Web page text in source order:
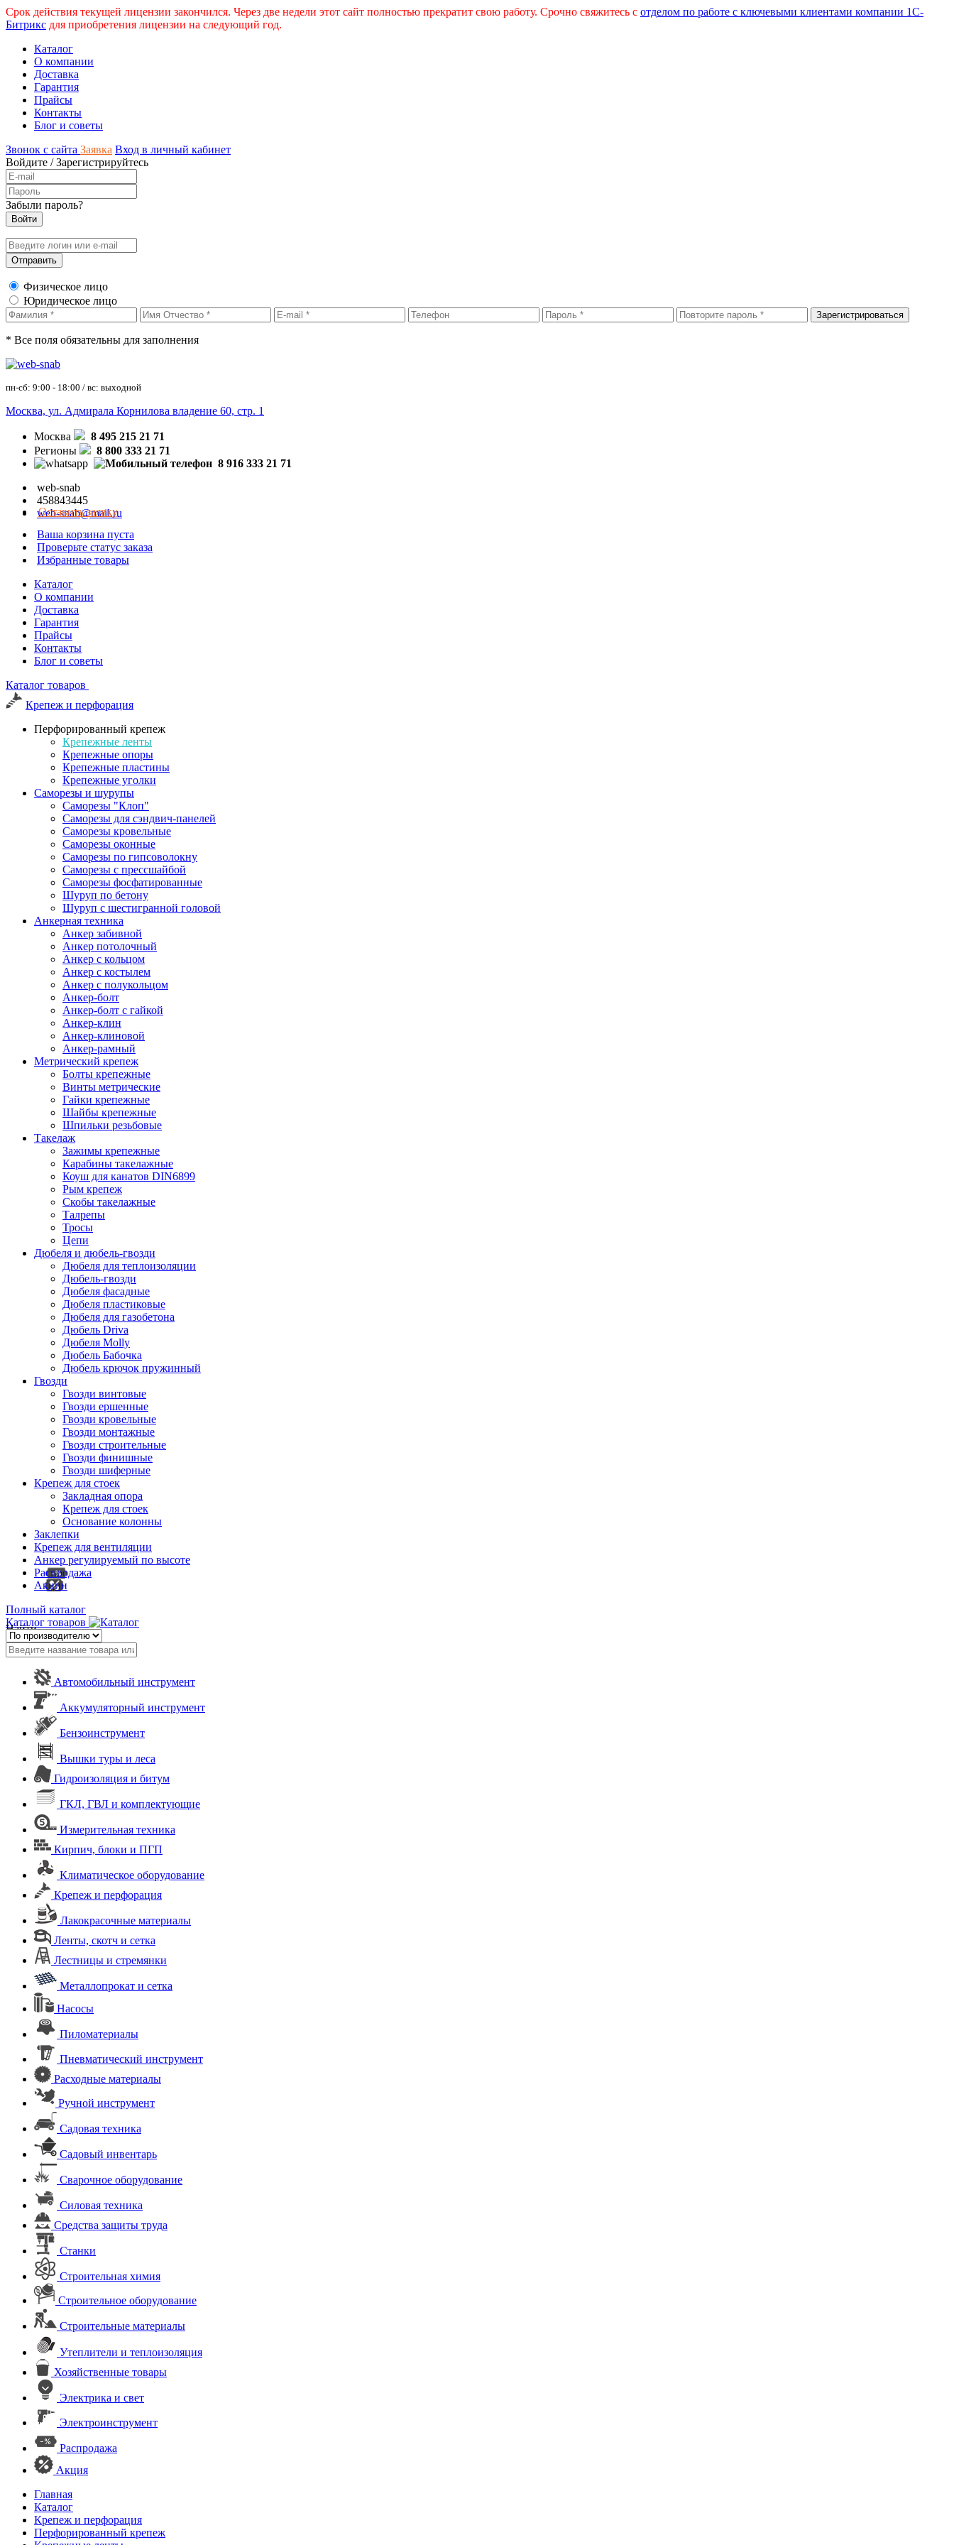
Срок действия текущей лицензии закончился. Через две недели этот сайт полностью прекратит свою работу. Срочно свяжитесь с отделом по работе с ключевыми клиентами компании 1С-
Битрикс для приобретения лицензии на следующий год.
Каталог
О компании
Доставка
Гарантия
Прайсы
Контакты
Блог и советы
Звонок с сайта Заявка Вход в личный кабинет
Войдите /Зарегистрируйтесь
Забыли пароль?
Физическое лицо
Юридическое лицо
* Все поля обязательны для заполнения
пн-сб: 9:00 - 18:00 / вс: выходной
Москва, ул. Адмирала Корнилова владение 60, стр. 1
Москва
8 495 215 21 71
Регионы
8 800 333 21 71
8 916 333 21 71
web-snab
458843445
web-snab@mail.ru
Оставить заявку
Ваша корзина пуста
Проверьте статус заказа
Избранные товары
Каталог
О компании
Доставка
Гарантия
Прайсы
Контакты
Блог и советы
Каталог товаров
Крепеж и перфорация
Перфорированный крепеж
Крепежные ленты
Крепежные опоры
Крепежные пластины
Крепежные уголки
Саморезы и шурупы
Саморезы "Клоп"
Саморезы для сэндвич-панелей
Саморезы кровельные
Саморезы оконные
Саморезы по гипсоволокну
Саморезы с прессшайбой
Саморезы фосфатированные
Шуруп по бетону
Шуруп с шестигранной головой
Анкерная техника
Анкер забивной
Анкер потолочный
Анкер с кольцом
Анкер с костылем
Анкер с полукольцом
Анкер-болт
Анкер-болт с гайкой
Анкер-клин
Анкер-клиновой
Анкер-рамный
Метрический крепеж
Болты крепежные
Винты метрические
Гайки крепежные
Шайбы крепежные
Шпильки резьбовые
Такелаж
Зажимы крепежные
Карабины такелажные
Коуш для канатов DIN6899
Рым крепеж
Скобы такелажные
Талрепы
Тросы
Цепи
Дюбеля и дюбель-гвозди
Дюбеля для теплоизоляции
Дюбель-гвозди
Дюбеля фасадные
Дюбеля пластиковые
Дюбеля для газобетона
Дюбель Driva
Дюбеля Molly
Дюбель Бабочка
Дюбель крючок пружинный
Гвозди
Гвозди винтовые
Гвозди ершенные
Гвозди кровельные
Гвозди монтажные
Гвозди строительные
Гвозди финишные
Гвозди шиферные
Крепеж для стоек
Закладная опора
Крепеж для стоек
Основание колонны
Заклепки
Крепеж для вентиляции
Анкер регулируемый по высоте
Распродажа
Акции
Полный каталог
Каталог товаров
Найти
Автомобильный инструмент
Аккумуляторный инструмент
Бензоинструмент
Вышки туры и леса
Гидроизоляция и битум
ГКЛ, ГВЛ и комплектующие
Измерительная техника
Кирпич, блоки и ПГП
Климатическое оборудование
Крепеж и перфорация
Лакокрасочные материалы
Ленты, скотч и сетка
Лестницы и стремянки
Металлопрокат и сетка
Насосы
Пиломатериалы
Пневматический инструмент
Расходные материалы
Ручной инструмент
Садовая техника
Садовый инвентарь
Сварочное оборудование
Силовая техника
Средства защиты труда
Станки
Строительная химия
Строительное оборудование
Строительные материалы
Утеплители и теплоизоляция
Хозяйственные товары
Электрика и свет
Электроинструмент
Распродажа
Акция
Главная
Каталог
Крепеж и перфорация
Перфорированный крепеж